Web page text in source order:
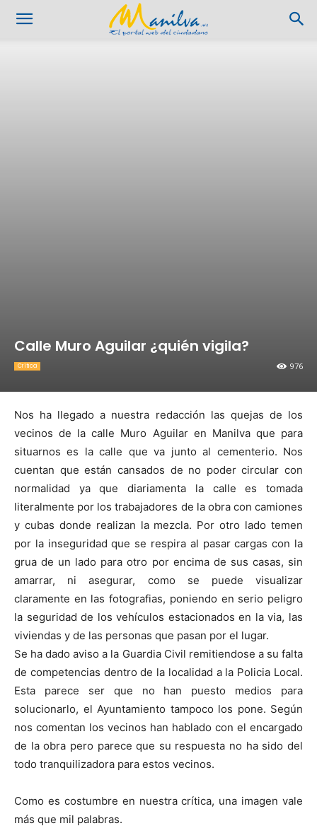
Calle Muro Aguilar ¿quién vigila?
976
Crítica
Nos ha llegado a nuestra redacción las quejas de los
vecinos de la calle Muro Aguilar en Manilva que para
situarnos es la calle que va junto al cementerio. Nos
cuentan que están cansados de no poder circular con
normalidad ya que diariamenta la calle es tomada
literalmente por los trabajadores de la obra con camiones
y cubas donde realizan la mezcla. Por otro lado temen
por la inseguridad que se respira al pasar cargas con la
grua de un lado para otro por encima de sus casas, sin
amarrar, ni asegurar, como se puede visualizar
claramente en las fotografias, poniendo en serio peligro
la seguridad de los vehículos estacionados en la via, las
viviendas y de las personas que pasan por el lugar.
Se ha dado aviso a la Guardia Civil remitiendose a su falta
de competencias dentro de la localidad a la Policia Local.
Esta parece ser que no han puesto medios para
solucionarlo, el Ayuntamiento tampoco los pone. Según
nos comentan los vecinos han hablado con el encargado
de la obra pero parece que su respuesta no ha sido del
todo tranquilizadora para estos vecinos.
Como es costumbre en nuestra crítica, una imagen vale
más que mil palabras.